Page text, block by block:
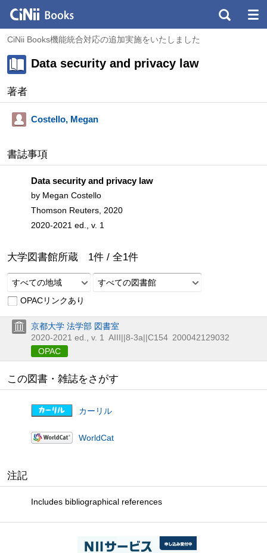
CiNii Books機能統合対応の追加実施をいたしました
Data security and privacy law
著者
Costello, Megan
書誌事項
Data security and privacy law
by Megan Costello
Thomson Reuters, 2020
2020-2021 ed., v. 1
大学図書館所蔵 1件 / 全1件
すべての地域
すべての図書館
OPACリンクあり
京都大学 法学部 図書室
2020-2021 ed., v. 1
AIII||8-3a||C154 200042129032
OPAC
この図書・雑誌をさがす
カーリル
WorldCat
注記
Includes bibliographical references